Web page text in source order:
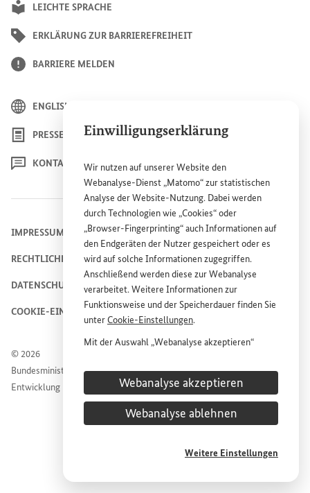
Einwilligungserklärung
Wir nutzen auf unsererWebsite den
Webanalyse-Dienst „Matomo“ zur statistischen
Analyse derWebsite-Nutzung. Dabei werden
durch Technologien wie „Cookies“ oder
„Browser-Fingerprinting“ auch Informationen auf
den Endgeräten der Nutzer gespeichert oder es
wird auf solche Informationen zugegriffen.
Anschließend werden diese zur Webanalyse
verarbeitet. Weitere Informationen zur
Funktionsweise und der Speicherdauer finden Sie
unterCookie-Einstellungen.
Mit der Auswahl „Webanalyse akzeptieren“
Dienstes „Matomo“ auf derWebsitedes
Bundesministeriums für wirtschaftliche
Entwicklung und Zusammenarbeit (BMZ) zu.
Diese Einwilligung ist freiwillig, für die Nutzung
jederzeit für die Zukunft unterCookie-
Webanalyse akzeptieren
Webanalyse ablehnen
Weitere Einstellungen
LEICHTE SPRACHE
ERKLÄRUNG ZUR BARRIEREFREIHEIT
BARRIERE MELDEN
ENGLISH
PRESSE
KONTAKT
© 2026
Bundesministerium für wirtschaftliche Zusammenarbeit und
Entwicklung
IMPRESSUM
RECHTLICHE HINWEISE
DATENSCHUTZHINWEIS
COOKIE-EINSTELLUNGEN